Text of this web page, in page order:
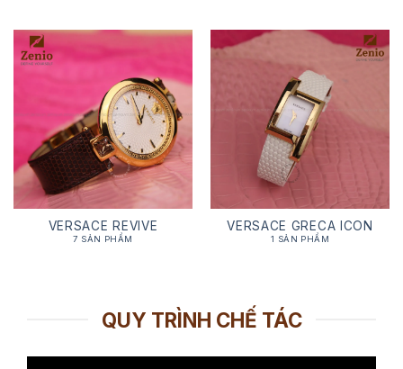
VERSACE REVIVE
7 SẢN PHẨM
VERSACE GRECA ICON
1 SẢN PHẨM
QUY TRÌNH CHẾ TÁC